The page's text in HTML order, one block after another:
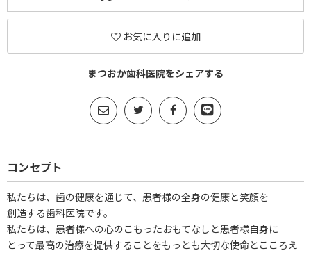
お気に入りに追加
まつおか歯科医院をシェアする
コンセプト
私たちは、歯の健康を通じて、患者様の全身の健康と笑顔を
創造する歯科医院です。
私たちは、患者様への心のこもったおもてなしと患者様自身に
とって最高の治療を提供することをもっとも大切な使命とこころえ